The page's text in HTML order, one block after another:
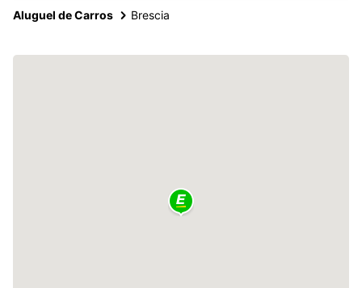
Aluguel de Carros Brescia